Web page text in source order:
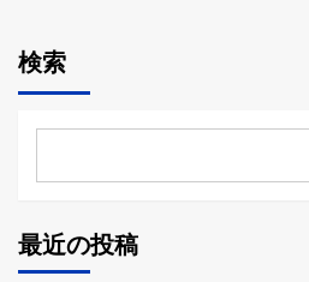
検索
最近の投稿